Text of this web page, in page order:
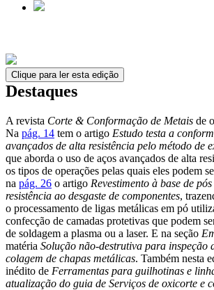
Clique para ler esta edição
Destaques
A revista Corte & Conformação de Metais de
Na pág. 14 tem o artigo Estudo testa a
avançados de alta resistência pelo método de
que aborda o uso de aços avançados de alta
os tipos de operações pelas quais eles podem
na pág. 26 o artigo Revestimento à base de
resistência ao desgaste de componentes,
o processamento de ligas metálicas em pó
confecção de camadas protetivas que podem
de soldagem a plasma ou a laser. E na seção
matéria Solução não-destrutiva para inspeção
colagem de chapas metálicas. Também nesta
inédito de Ferramentas para guilhotinas e
atualização do guia de Serviços de oxicorte e